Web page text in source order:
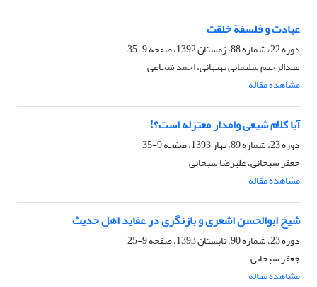
عبادت و فلسفة خلقت
دوره 22، شماره 88، زمستان 1392، صفحه
9-35
عبدالرحیم سلیمانی بهبهانی، احمد شجاعی
مشاهده مقاله
آیا کلام شیعى وامدار معتزله است؟!
دوره 23، شماره 89، بهار 1393، صفحه
9-35
جعفر سبحانی، علیرضا سبحانی
مشاهده مقاله
شیخ ابوالحسن اشعرى و بازنگرى در عقاید اهل حدیث
دوره 23، شماره 90، تابستان 1393، صفحه
9-25
جعفر سبحانی
مشاهده مقاله